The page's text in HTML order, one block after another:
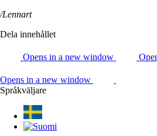
/Lennart
Dela innehållet
Opens in a new window
Opens in a new window
Språkväljare